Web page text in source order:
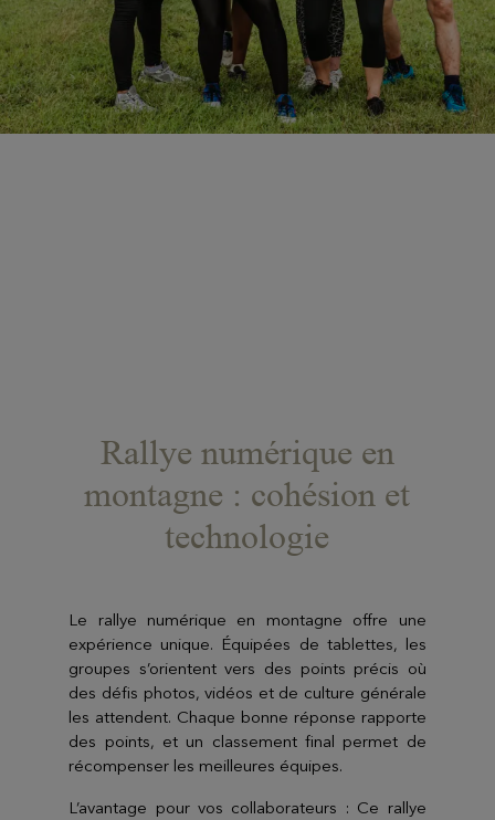
Rallye numérique en
montagne : cohésion et
technologie
Le rallye numérique en montagne offre une
expérience unique. Équipées de tablettes, les
groupes s’orientent vers des points précis où
des défis photos, vidéos et de culture générale
les attendent. Chaque bonne réponse rapporte
des points, et un classement final permet de
récompenser les meilleures équipes.
L’avantage pour vos collaborateurs : Ce rallye